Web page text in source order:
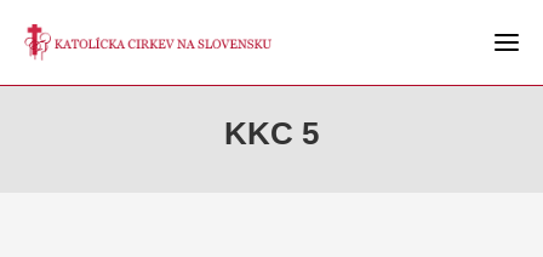
KKC 5